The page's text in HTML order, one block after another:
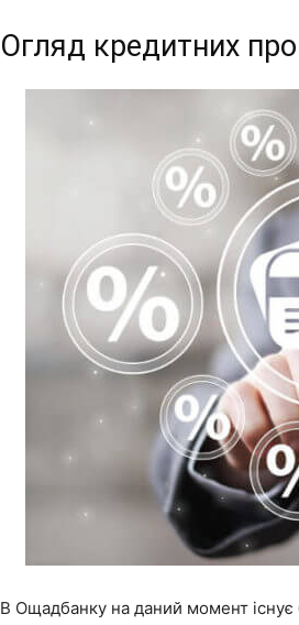
Огляд кредитних
В Ощадбанку на даний момент існує